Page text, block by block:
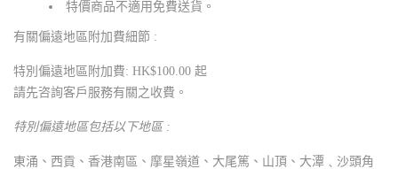
特價商品不適用免費送貨。
有關偏遠地區附加費細節 :
特別偏遠地區附加費: HK$100.00 起
請先咨詢客戶服務有關之收費。
特別偏遠地區包括以下地區 :
東涌、西貢、香港南區、摩星嶺道、大尾篤、山頂、大潭﹑沙頭角